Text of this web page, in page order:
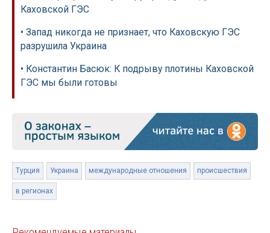
Каховской ГЭС
• Запад никогда не признает, что Каховскую ГЭС
разрушила Украина
• Константин Басюк: К подрыву плотины Каховской
ГЭС мы были готовы
Турция Украина международные отношения происшествия
в регионах